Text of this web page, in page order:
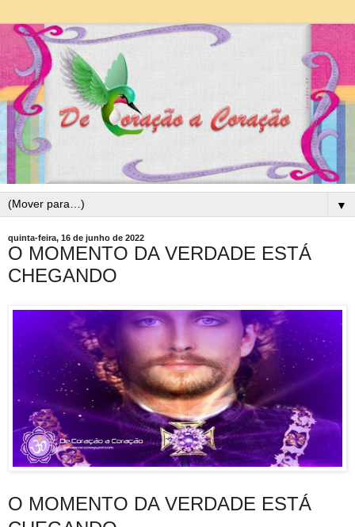
▼
quinta-feira, 16 de junho de 2022
O MOMENTO DA VERDADE ESTÁ
CHEGANDO
O MOMENTO DA VERDADE ESTÁ